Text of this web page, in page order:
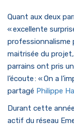
Quant aux deux
« excellente
professionnalisme
maitrisée du
parrains ont pris
l’écoute : « On a
partagé Philippe
Durant cette
actif du réseau